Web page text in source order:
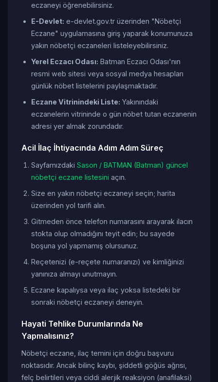
eczaneyi öğrenebilirsiniz.
E-Devlet: e-devlet.gov.tr üzerinden "Nöbetçi
Eczane" uygulamasına giriş yaparak konumunuza
yakın nöbetçi eczaneleri listeleyebilirsiniz.
Yerel Eczacı Odası: Batman Eczacı Odası'nın
resmi web sitesi veya sosyal medya hesapları
günlük nöbet listelerini paylaşmaktadır.
Eczane Vitrinindeki Liste: Yakınındaki
eczanelerin vitrininde o gün nöbet tutan eczanenin
adresi yer almak zorundadır.
Acil İlaç İhtiyacında Adım Adım Süreç
Sayfamızdaki Sason / BATMAN (Batman) güncel
nöbetçi eczane listesini açın.
Size en yakın nöbetçi eczaneyi seçin; harita
üzerinden yol tarifi alın.
Gitmeden önce telefon numarasını arayarak ilacın
stokta olup olmadığını teyit edin; bu sayede
boşuna yol yapmamış olursunuz.
Reçetenizi (e-reçete numaranızı) ve kimliğinizi
yanınıza almayı unutmayın.
Eczane kapalıysa veya ilaç yoksa listedeki bir
sonraki nöbetçi eczaneyi deneyin.
Hayati Tehlike Durumlarında Ne
Yapmalısınız?
Nöbetçi eczane, ilaç temini için doğru başvuru
noktasıdır. Ancak bilinç kaybı, şiddetli göğüs ağrısı,
felç belirtileri veya ciddi alerjik reaksiyon (anafilaksi)